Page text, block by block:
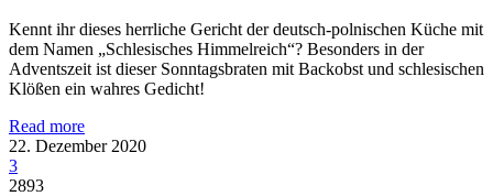
Kennt ihr dieses herrliche Gericht der deutsch-polnischen Küche mit
dem Namen „Schlesisches Himmelreich“? Besonders in der
Adventszeit ist dieser Sonntagsbraten mit Backobst und schlesischen
Klößen ein wahres Gedicht!
Read more
22. Dezember 2020
3
2893